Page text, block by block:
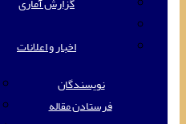
اخبار و اعلانات
نویسندگان
فرستادن مقاله